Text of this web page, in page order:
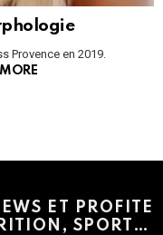
Provence en 2019.
MORE
ET PROFITE
SPORT…